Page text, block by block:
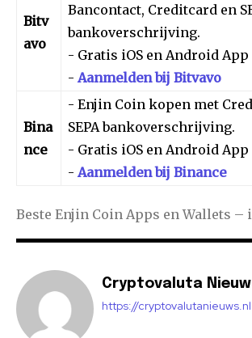
Bitv
avo
Bancontact, Creditcard en
bankoverschrijving.
- Gratis iOS en Android App
- Aanmelden bij Bitvavo
Bina
nce
- Enjin Coin kopen met
SEPA bankoverschrijving.
- Gratis iOS en Android App
- Aanmelden bij Binance
Beste Enjin Coin Apps en Wallets –
Cryptovaluta
https://cryptovalutanieuws.nl